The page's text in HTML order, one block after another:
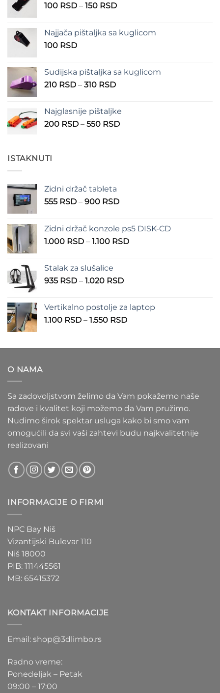
100 RSD – 150 RSDRaspon
100 RSD
Najjača pištaljka sa kuglicom
100 RSD
Sudijska pištaljka sa kuglicom
210 RSD – 310 RSDRaspon
210 RSD
do
Najglasnije pištaljke
200 RSD – 550 RSDRaspon
ISTAKNUTI
Zidni držač tableta
555 RSD – 900 RSDRaspon
555 RSD
do
Zidni držač konzole ps5 DISK-CD
1.000 RSD – 1.100 RSDRaspon
Stalak za slušalice
935 RSD – 1.020 RSDRaspon
935 RSD
do
Vertikalno postolje za laptop
1.100 RSD – 1.550 RSDRaspon
1.100 RSD
O NAMA
Sa zadovoljstvom želimo da Vam pokažemo naše
radove i kvalitet koji možemo da Vam pružimo.
Nudimo širok spektar usluga kako bi smo vam
omogućili da svi vaši zahtevi budu najkvalitetnije
realizovani
INFORMACIJE O FIRMI
NPC Bay Niš
Vizantijski Bulevar 110
Niš 18000
PIB: 111445561
MB: 65415372
KONTAKT INFORMACIJE
Email: shop@3dlimbo.rs
Radno vreme:
Ponedeljak – Petak
09:00 – 17:00